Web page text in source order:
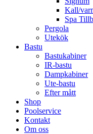
Kall/
Spa
Pergola
Utekök
Bastu
Bastukabiner
IR-bastu
Dampkabiner
Ute-bastu
Efter mått
Shop
Poolservice
Kontakt
Om oss